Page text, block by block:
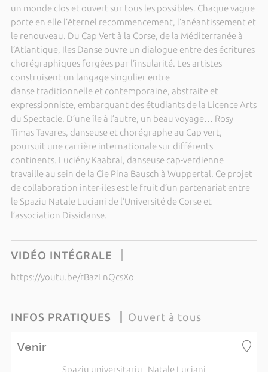
un monde clos et ouvert sur tous les possibles. Chaque vague
porte en elle l’éternel recommencement, l’anéantissement et
le renouveau. Du Cap Vert à la Corse, de la Méditerranée à
l’Atlantique, Iles Danse ouvre un dialogue entre des écritures
chorégraphiques forgées par l’insularité. Les artistes
construisent un langage singulier entre
danse traditionnelle et contemporaine, abstraite et
expressionniste, embarquant des étudiants de la Licence Arts
du Spectacle. D’une île à l’autre, un beau voyage… Rosy
Timas Tavares, danseuse et chorégraphe au Cap vert,
poursuit une carrière internationale sur différents
continents. Luciény Kaabral, danseuse cap-verdienne
travaille au sein de la Cie Pina Bausch à Wuppertal. Ce projet
de collaboration inter-iles est le fruit d’un partenariat entre
le Spaziu Natale Luciani de l’Université de Corse et
l’association Dissidanse.
VIDÉO INTÉGRALE
https://youtu.be/rBazLnQcsXo
INFOS PRATIQUES Ouvert à tous
Venir
Spaziu universitariu Natale Luciani